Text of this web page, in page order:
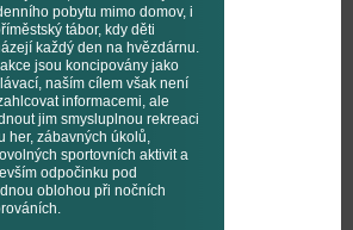
pobytu mimo domov, i
tábor, kdy děti
každý den na hvězdárnu.
jsou koncipovány jako
naším cílem však není
informacemi, ale
jim smysluplnou rekreaci
her, zábavných úkolů,
sportovních aktivit a
odpočinku pod
oblohou při nočních